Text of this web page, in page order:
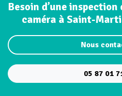
Besoin d’une
caméra à Saint-
Nous
05 87 01